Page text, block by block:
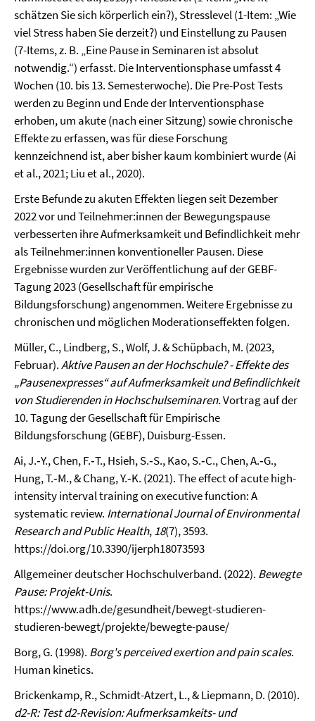
schätzen Sie sich körperlich ein?), Stresslevel (1-Item: „Wie
viel Stress haben Sie derzeit?) und Einstellung zu Pausen
(7-Items, z. B. „Eine Pause in Seminaren ist absolut
notwendig.“) erfasst. Die Interventionsphase umfasst 4
Wochen (10. bis 13. Semesterwoche). Die Pre-Post Tests
werden zu Beginn und Ende der Interventionsphase
erhoben, um akute (nach einer Sitzung) sowie chronische
Effekte zu erfassen, was für diese Forschung
kennzeichnend ist, aber bisher kaum kombiniert wurde (Ai
et al., 2021; Liu et al., 2020).
Erste Befunde zu akuten Effekten liegen seit Dezember
2022 vor und Teilnehmer:innen der Bewegungspause
verbesserten ihre Aufmerksamkeit und Befindlichkeit mehr
als Teilnehmer:innen konventioneller Pausen. Diese
Ergebnisse wurden zur Veröffentlichung auf der GEBF-
Tagung 2023 (Gesellschaft für empirische
Bildungsforschung) angenommen. Weitere Ergebnisse zu
chronischen und möglichen Moderationseffekten folgen.
Müller, C., Lindberg, S., Wolf, J. & Schüpbach, M. (2023,
Februar).Aktive Pausen an der Hochschule? - Effekte des
„Pausenexpresses“ auf Aufmerksamkeit und Befindlichkeit
von Studierenden in Hochschulseminaren.Vortrag auf der
10. Tagung der Gesellschaft für Empirische
Bildungsforschung (GEBF), Duisburg-Essen.
Ai, J.‑Y., Chen, F.‑T., Hsieh, S.‑S., Kao, S.‑C., Chen, A.‑G.,
Hung, T.‑M., & Chang, Y.‑K. (2021). The effect of acute high-
intensity interval training on executive function: A
systematic review. International Journal of Environmental
Research and Public Health,18(7), 3593.
https://doi.org/10.3390/ijerph18073593
Allgemeiner deutscher Hochschulverband. (2022). Bewegte
Pause: Projekt-Unis.
https://www.adh.de/gesundheit/bewegt-studieren-
studieren-bewegt/projekte/bewegte-pause/
Borg, G. (1998). Borg's perceived exertion and pain scales.
Human kinetics.
Brickenkamp, R., Schmidt-Atzert, L., & Liepmann, D. (2010).
d2-R: Test d2-Revision: Aufmerksamkeits- und